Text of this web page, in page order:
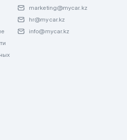
marketing@mycar.kz
hr@mycar.kz
info@mycar.kz